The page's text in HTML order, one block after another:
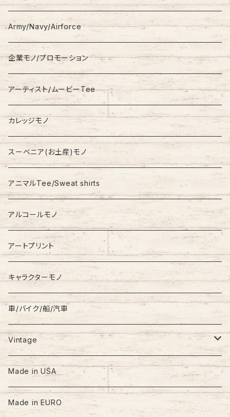
S/S
Hoodie
Fleece
Knit/Sweater
Jacket
Nylon Jacket
Stadium Jumper
Down Jacket
Champion
Carhartt
Columbia
NAUTICA
NIKE
RALPH LAUREN
TOMMY HILFIGER
Levi’s
Army/Navy/Airforce
企業モノ/プロモーション
アーティスト/ムービーTee
カレッジモノ
スーベニア(お土産)モノ
アニマルTee/Sweat shirts
アルコールモノ
アートプリント
キャラクターモノ
車/バイク/船/汽車
Vintage
60s-70s
80s
Made in USA
Made in EURO